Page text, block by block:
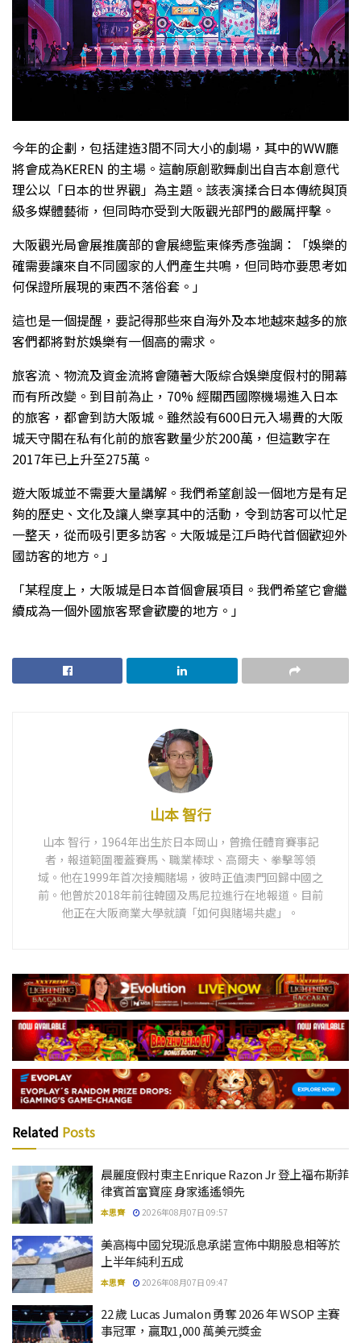
今年的企劃，包括建造3間不同大小的劇場，其中的WW廳
將會成為KEREN 的主場。這齣原創歌舞劇出自吉本創意代
理公以「日本的世界觀」為主題。該表演揉合日本傳統與頂
級多媒體藝術，但同時亦受到大阪觀光部門的嚴厲抨擊。
大阪觀光局會展推廣部的會展總監東條秀彥強調：「娛樂的
確需要讓來自不同國家的人們產生共鳴，但同時亦要思考如
何保證所展現的東西不落俗套。」
這也是一個提醒，要記得那些來自海外及本地越來越多的旅
客們都將對於娛樂有一個高的需求。
旅客流、物流及資金流將會隨著大阪綜合娛樂度假村的開幕
而有所改變。到目前為止，70% 經關西國際機場進入日本
的旅客，都會到訪大阪城。雖然設有600日元入場費的大阪
城天守閣在私有化前的旅客數量少於200萬，但這數字在
2017年已上升至275萬。
遊大阪城並不需要大量講解。我們希望創設一個地方是有足
夠的歷史、文化及讓人樂享其中的活動，令到訪客可以忙足
一整天，從而吸引更多訪客。大阪城是江戶時代首個歡迎外
國訪客的地方。」
「某程度上，大阪城是日本首個會展項目。我們希望它會繼
續成為一個外國旅客聚會歡慶的地方。」
山本 智行
山本 智行，1964年出生於日本岡山，曾擔任體育賽事記
者，報道範圍覆蓋賽馬、職業棒球、高爾夫、拳擊等領
域。他在1999年首次接觸賭場，彼時正值澳門回歸中國之
前。他曾於2018年前往韓國及馬尼拉進行在地報道。目前
他正在大阪商業大學就讀「如何與賭場共處」。
Related Posts
晨麗度假村東主Enrique Razon Jr 登上福布斯菲
律賓首富寶座 身家遙遙領先
本思齊 2026年08月07日 09:57
美高梅中國兌現派息承諾 宣佈中期股息相等於
上半年純利五成
本思齊 2026年08月07日 09:47
22 歲 Lucas Jumalon 勇奪 2026 年 WSOP 主賽
事冠軍，贏取1,000 萬美元獎金